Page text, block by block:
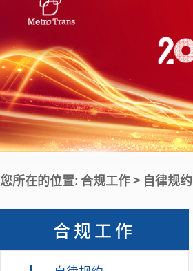
您所在的位置: 合规工作 > 自律规约
合规工作